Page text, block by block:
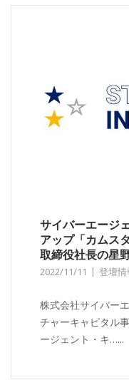
サイバーエージ
アップ「カムス
取締役社長の星
2022/11/11 登壇情
株式会社サイバー
チャーキャピタル
ージェント・キ…...